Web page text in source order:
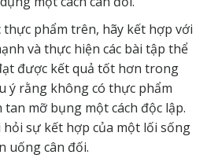
thực phẩm trên, hãy kết hợp với
và thực hiện các bài tập thể
được kết quả tốt hơn trong
ý rằng không có thực phẩm
mỡ bụng một cách độc lập.
sự kết hợp của một lối sống
uống cân đối.